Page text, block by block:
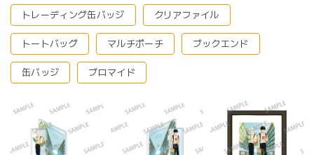
トレーディング缶バッジ クリアファイル
トートバッグ マルチポーチ ブックエンド
缶バッジ ブロマイド